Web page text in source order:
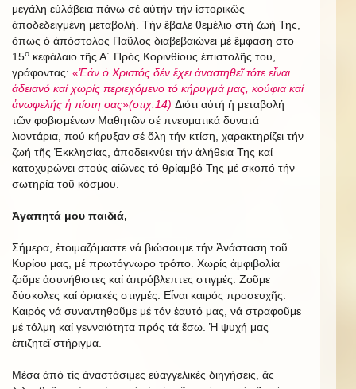
μεγάλη εὐλάβεια πάνω σέ αὐτήν τήν ἱστορικῶς
ἀποδεδειγμένη μεταβολή. Τήν ἔβαλε θεμέλιο στή ζωή Της,
ὅπως ὁ ἀπόστολος Παῦλος διαβεβαιώνει μέ ἔμφαση στο
15ο κεφάλαιο τῆς Α΄ Πρός Κορινθίους ἐπιστολῆς του,
γράφοντας: «Ἐάν ὁ Χριστός δέν ἔχει ἀναστηθεῖ τότε εἶναι
ἀδειανό καί χωρίς περιεχόμενο τό κήρυγμά μας, κούφια καί
ἀνωφελής ἡ πίστη σας»(στιχ.14) Διότι αὐτή ἡ μεταβολή
τῶν φοβισμένων Μαθητῶν σέ πνευματικά δυνατά
λιοντάρια, πού κήρυξαν σέ ὅλη τήν κτίση, χαρακτηρίζει τήν
ζωή τῆς Ἐκκλησίας, ἀποδεικνύει τήν ἀλήθεια Της καί
κατοχυρώνει στούς αἰῶνες τό θρίαμβό Της μέ σκοπό τήν
σωτηρία τοῦ κόσμου.
Ἀγαπητά μου παιδιά,
Σήμερα, ἐτοιμαζόμαστε νά βιώσουμε τήν Ἀνάσταση τοῦ
Κυρίου μας, μέ πρωτόγνωρο τρόπο. Χωρίς ἀμφιβολία
ζοῦμε ἀσυνήθιστες καί ἀπρόβλεπτες στιγμές. Ζοῦμε
δύσκολες καί ὁριακές στιγμές. Εἶναι καιρός προσευχῆς.
Καιρός νά συναντηθοῦμε μέ τόν ἑαυτό μας, νά στραφοῦμε
μέ τόλμη καί γενναιότητα πρός τά ἔσω. Ἡ ψυχή μας
ἐπιζητεῖ στήριγμα.
Μέσα ἀπό τίς ἀναστάσιμες εὐαγγελικές διηγήσεις, ἄς